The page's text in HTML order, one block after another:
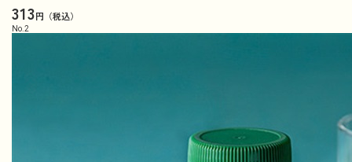
313円（税込）
No. 2